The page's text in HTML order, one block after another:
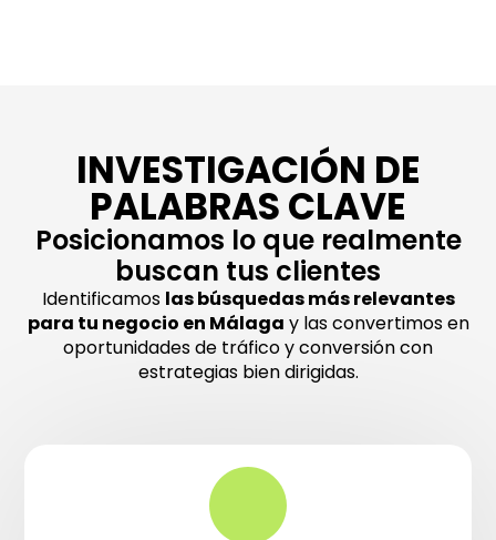
INVESTIGACIÓN DE
PALABRAS CLAVE
Posicionamos lo que realmente
buscan tus clientes
Identificamos las búsquedas más relevantes
para tu negocio en Málaga y las convertimos en
oportunidades de tráfico y conversión con
estrategias bien dirigidas.